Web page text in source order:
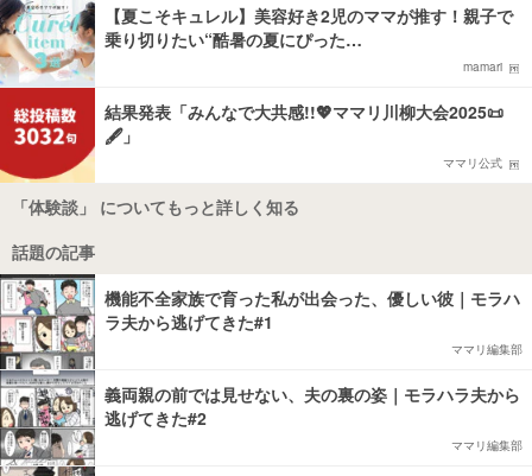
【夏こそキュレル】美容好き2児のママが推す！親子で
乗り切りたい“酷暑の夏にぴった…
mamari
結果発表「みんなで大共感!!💖ママリ川柳大会2025📜
🖋️」
ママリ公式
「体験談」 についてもっと詳しく知る
話題の記事
機能不全家族で育った私が出会った、優しい彼｜モラハ
ラ夫から逃げてきた#1
ママリ編集部
義両親の前では見せない、夫の裏の姿｜モラハラ夫から
逃げてきた#2
ママリ編集部